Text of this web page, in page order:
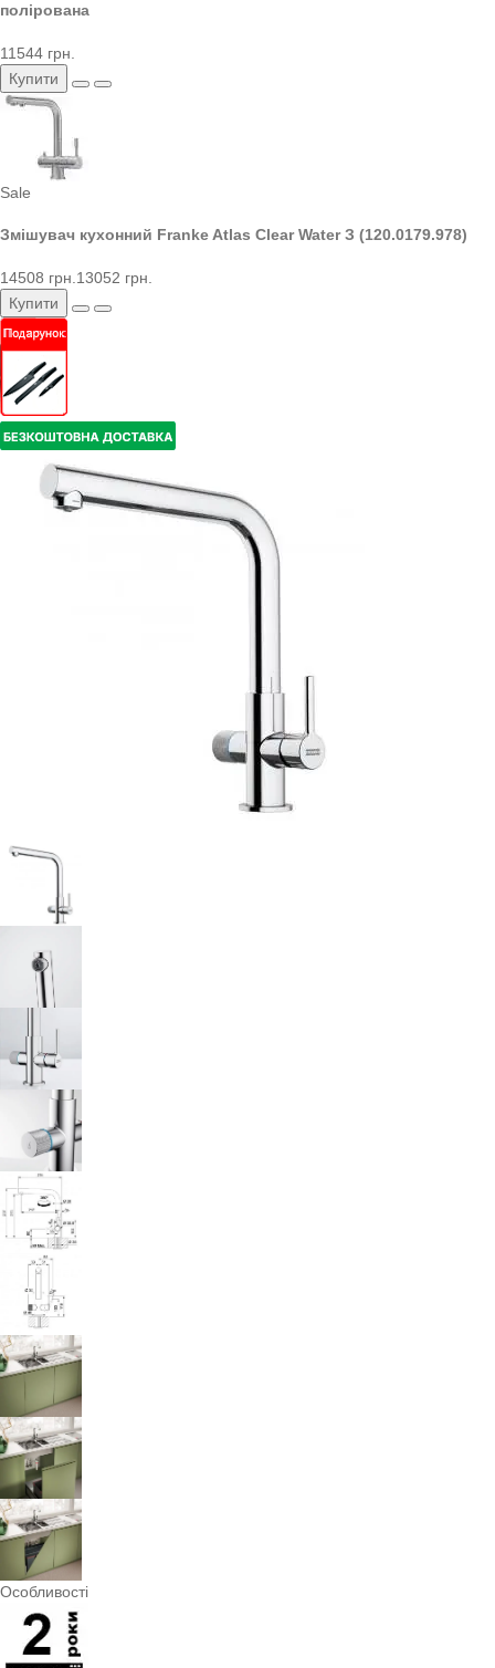
полірована
11544 грн.
Купити
Sale
Змішувач кухонний Franke Atlas Clear Water З (120.0179.978)
14508 грн. 13052 грн.
Купити
Особливості